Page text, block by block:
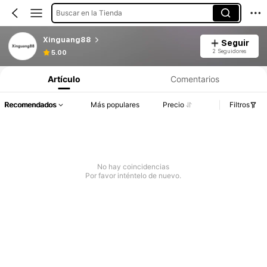
Buscar en la Tienda
Xinguang88
5.00
Seguir
2 Seguidores
Artículo Comentarios
Recomendados Más populares Precio Filtros
No hay coincidencias
Por favor inténtelo de nuevo.